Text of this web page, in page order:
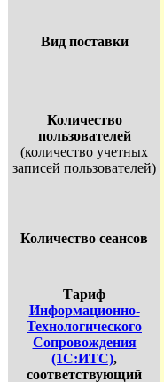
Вид поставки
Количество
пользователей
(количество учетных
записей пользователей)
Количество сеансов
Тариф
Информационно-
Технологического
Сопровождения
(1С:ИТС),
соответствующий